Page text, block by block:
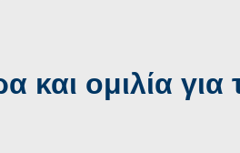
και ομιλία